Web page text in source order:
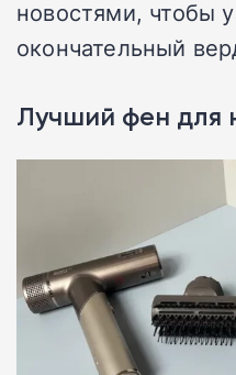
новостями, чтобы
окончательный
Лучший фен для